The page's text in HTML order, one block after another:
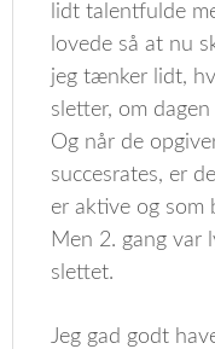
lidt talentfulde
lovede så at nu
jeg tænker lidt,
sletter, om
Og når de
succesrates, er
er aktive og som
Men 2. gang var
slettet.
Jeg gad godt